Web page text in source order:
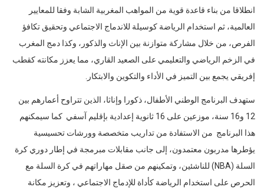
انطلاقا من بناء قاعدة قوية من المواهب المغربية الشابة وفقا للمعايير
العالمية، ثم استخدام الرياضة كوسيلة للاندماج الاجتماعي وتحقيق تكافؤ
الفرص، من خلال مشاركة متوازنة بين الإناث والذكور، وكذا دمج المغرب
في الزخم الرياضي والتعليمي على الصعيد القاري، مما يعزز مكانته كقطب
إفريقي يجمع بين التميز في الأداء والتكوين والابتكار.
ستهدف البرنامج الوطني الأطفال، ذكورا وإناثا، الذين تتراوح أعمارهم بين
12 و16 سنة، موزعين على 16 ثانوية إعدادية بإقليم آسفي كما سيمكنهم
هذا البرنامج من الاستفادة من تداريب متخصصة وورشات تحسيسية
يؤطرها مدربون معتمدون، إلى جانب مقابلات مبرمجة في إطار دوري كرة
السلة (NBA) للناشئين، وتمكينهم من صقل مهاراتهم في كرة السلة مع
الحرص على استخدام الرياضة كأداة للإدماج الاجتماعي ، وتعزيز مكانة